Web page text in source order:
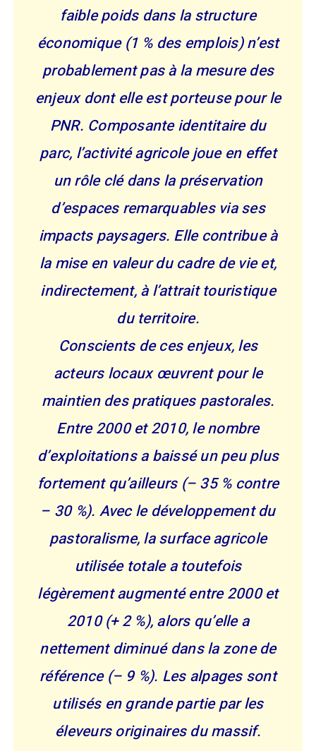
faible poids dans la structure
économique (1 % des emplois) n’est
probablement pas à la mesure des
enjeux dont elle est porteuse pour le
PNR. Composante identitaire du
parc, l’activité agricole joue en effet
un rôle clé dans la préservation
d’espaces remarquables via ses
impacts paysagers. Elle contribue à
la mise en valeur du cadre de vie et,
indirectement, à l’attrait touristique
du territoire.
Conscients de ces enjeux, les
acteurs locaux œuvrent pour le
maintien des pratiques pastorales.
Entre 2000 et 2010, le nombre
d’exploitations a baissé un peu plus
fortement qu’ailleurs (– 35 % contre
– 30 %). Avec le développement du
pastoralisme, la surface agricole
utilisée totale a toutefois
légèrement augmenté entre 2000 et
2010 (+ 2 %), alors qu’elle a
nettement diminué dans la zone de
référence (– 9 %). Les alpages sont
utilisés en grande partie par les
éleveurs originaires du massif.